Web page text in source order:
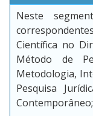
Neste
Científica no
Método de
Metodologia,
Pesquisa